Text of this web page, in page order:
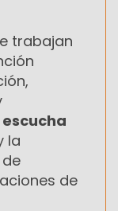
trabajan
escucha
la
de